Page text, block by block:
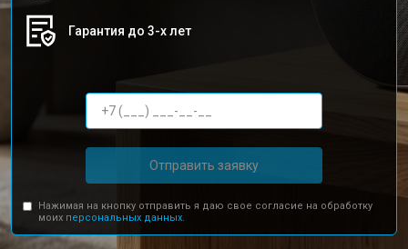
Гарантия до 3-х лет
Отправить заявку
Нажимая на кнопку отправить я даю свое согласие на обработку
моих персональных данных.